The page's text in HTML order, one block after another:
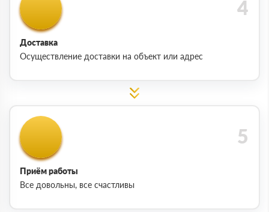
Доставка
Осуществление доставки на объект или адрес
Приём работы
Все довольны, все счастливы